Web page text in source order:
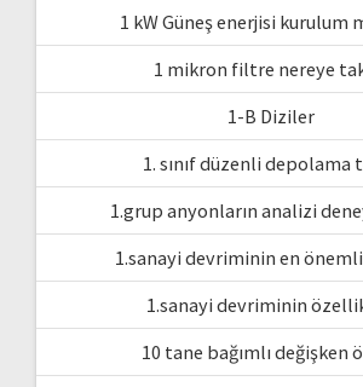
1 kW Güneş enerjisi kurulum
1 mikron filtre nereye
1-B Diziler
1. sınıf düzenli depolama
1.grup anyonların analizi
1.sanayi devriminin en
1.sanayi devriminin
10 tane bağımlı değişken